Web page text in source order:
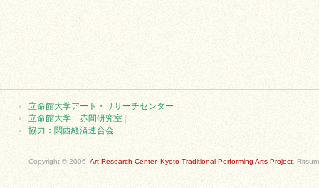
立命館大学アート・リサーチセンター
立命館大学 赤間研究室
協力：関西経済連合会
Copyright © 2006-Art Research Center, Kyoto Traditional Performing Arts Project ,